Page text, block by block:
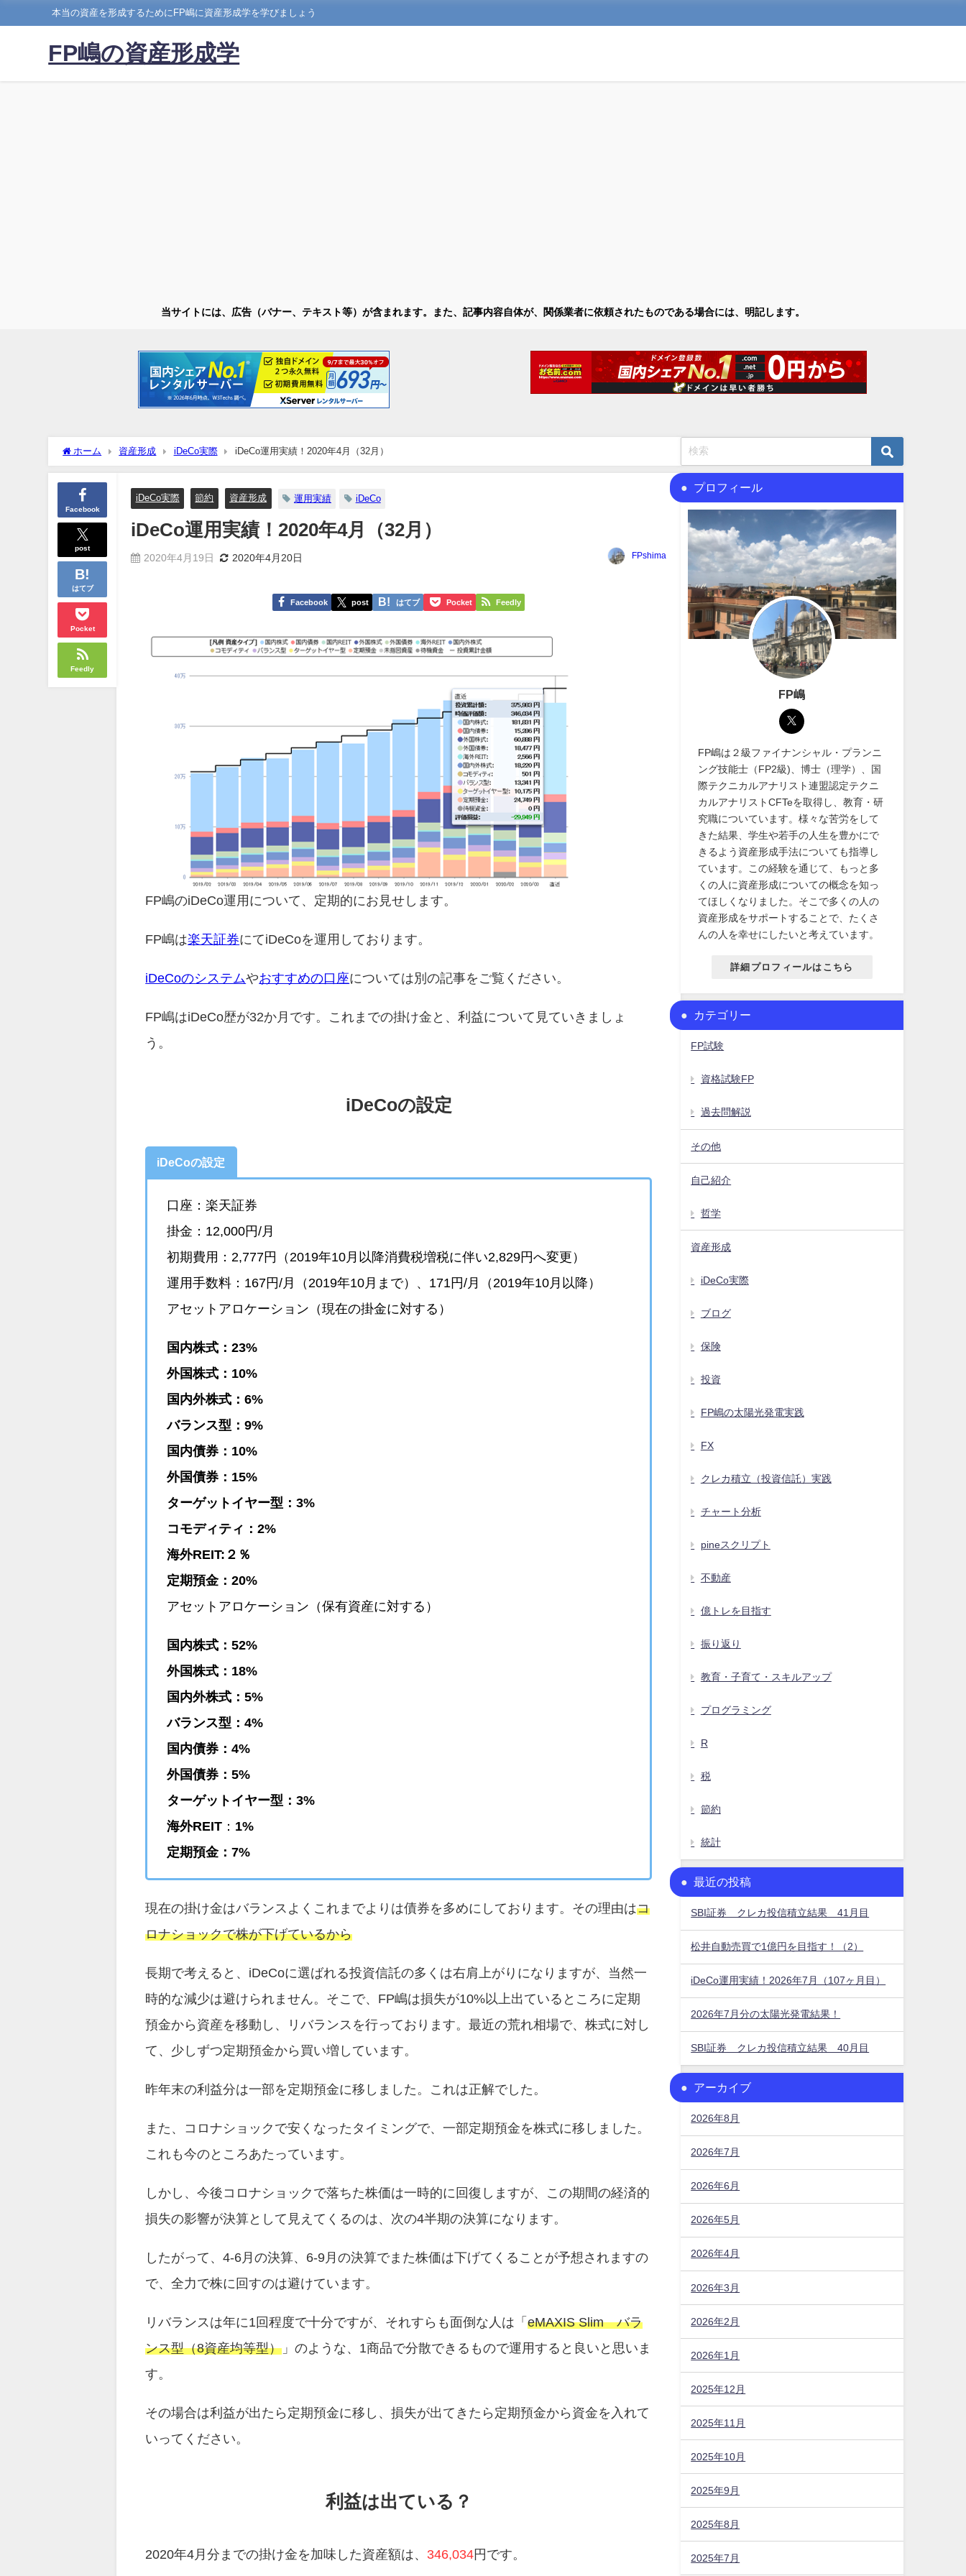
本当の資産を形成するためにFP嶋に資産形成学を学びましょう
FP嶋の資産形成学
当サイトには、広告（バナー、テキスト等）が含まれます。また、記事内容自体が、関係業者に依頼されたものである場合には、明記します。
ホーム 資産形成 iDeCo実際 iDeCo運用実績！2020年4月（32月）
Facebook
post
はてブ
Pocket
Feedly
iDeCo実際 節約 資産形成 運用実績 iDeCo
iDeCo運用実績！2020年4月（32月）
2020年4月19日 2020年4月20日 FPshima
Facebook post はてブ Pocket Feedly
FP嶋のiDeCo運用について、定期的にお見せします。
FP嶋は楽天証券にてiDeCoを運用しております。
iDeCoのシステムやおすすめの口座については別の記事をご覧ください。
FP嶋はiDeCo歴が32か月です。これまでの掛け金と、利益について見ていきましょ
う。
iDeCoの設定
iDeCoの設定
口座：楽天証券
掛金：12,000円/月
初期費用：2,777円（2019年10月以降消費税増税に伴い2,829円へ変更）
運用手数料：167円/月（2019年10月まで）、171円/月（2019年10月以降）
アセットアロケーション（現在の掛金に対する）
国内株式：23%
外国株式：10%
国内外株式：6%
バランス型：9%
国内債券：10%
外国債券：15%
ターゲットイヤー型：3%
コモディティ：2%
海外REIT:２％
定期預金：20%
アセットアロケーション（保有資産に対する）
国内株式：52%
外国株式：18%
国内外株式：5%
バランス型：4%
国内債券：4%
外国債券：5%
ターゲットイヤー型：3%
海外REIT ： 1%
定期預金：7%
現在の掛け金はバランスよくこれまでよりは債券を多めにしております。その理由はコ
ロナショックで株が下げているから
長期で考えると、iDeCoに選ばれる投資信託の多くは右肩上がりになりますが、当然一
時的な減少は避けられません。そこで、FP嶋は損失が10%以上出ているところに定期
預金から資産を移動し、リバランスを行っております。最近の荒れ相場で、株式に対し
て、少しずつ定期預金から買い増しています。
昨年末の利益分は一部を定期預金に移しました。これは正解でした。
また、コロナショックで安くなったタイミングで、一部定期預金を株式に移しました。
これも今のところあたっています。
しかし、今後コロナショックで落ちた株価は一時的に回復しますが、この期間の経済的
損失の影響が決算として見えてくるのは、次の4半期の決算になります。
したがって、4-6月の決算、6-9月の決算でまた株価は下げてくることが予想されますの
で、全力で株に回すのは避けています。
リバランスは年に1回程度で十分ですが、それすらも面倒な人は「eMAXIS Slim バラ
ンス型（8資産均等型） 」のような、1商品で分散できるもので運用すると良いと思いま
す。
その場合は利益が出たら定期預金に移し、損失が出てきたら定期預金から資金を入れて
いってください。
利益は出ている？
2020年4月分までの掛け金を加味した資産額は、 346,034円です。
プロフィール
FP嶋
FP嶋は２級ファイナンシャル・プランニ
ング技能士（FP2級)、博士（理学）、国
際テクニカルアナリスト連盟認定テクニ
カルアナリストCFTeを取得し、教育・研
究職についています。様々な苦労をして
きた結果、学生や若手の人生を豊かにで
きるよう資産形成手法についても指導し
ています。この経験を通じて、もっと多
くの人に資産形成についての概念を知っ
てほしくなりました。そこで多くの人の
資産形成をサポートすることで、たくさ
んの人を幸せにしたいと考えています。
詳細プロフィールはこちら
カテゴリー
FP試験
資格試験FP
過去問解説
その他
自己紹介
哲学
資産形成
iDeCo実際
ブログ
保険
投資
FP嶋の太陽光発電実践
FX
クレカ積立（投資信託）実践
チャート分析
pineスクリプト
不動産
億トレを目指す
振り返り
教育・子育て・スキルアップ
プログラミング
R
税
節約
統計
最近の投稿
SBI証券 クレカ投信積立結果 41月目
松井自動売買で1億円を目指す！（2）
iDeCo運用実績！2026年7月（107ヶ月目）
2026年7月分の太陽光発電結果！
SBI証券 クレカ投信積立結果 40月目
アーカイブ
2026年8月
2026年7月
2026年6月
2026年5月
2026年4月
2026年3月
2026年2月
2026年1月
2025年12月
2025年11月
2025年10月
2025年9月
2025年8月
2025年7月